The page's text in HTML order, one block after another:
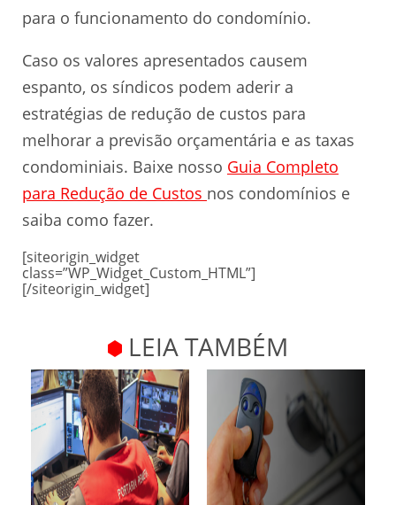
para o funcionamento do condomínio.
Caso os valores apresentados causem
espanto, os síndicos podem aderir a
estratégias de redução de custos para
melhorar a previsão orçamentária e as taxas
condominiais. Baixe nosso Guia Completo
para Redução de Custos nos condomínios e
saiba como fazer.
[siteorigin_widget
class=”WP_Widget_Custom_HTML”]
[/siteorigin_widget]
LEIA TAMBÉM